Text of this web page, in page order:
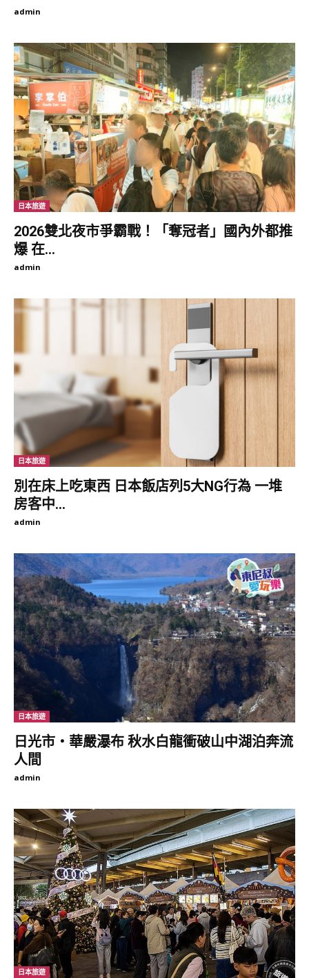
尼叔 攝)
溫泉區較西側的河岸，一座「鬼怒楯岩大吊橋」跨越鬼怒川，吊橋
橋形成一幅如畫風景。走到吊橋中間，可以觀賞橋下河谷地型，還
有藍天之下的烈火秋景，與河川鬼怒之名相映成趣。
「鬼怒楯岩大吊橋」跨越鬼怒川，是鬼怒川溫泉區的紅葉名勝景
點。(東尼叔 攝)
走到吊橋中間，可欣賞河岸秋色，並近距離觀賞懸崖上的楯岩。
(東尼叔 攝)
吊橋對岸的崖壁，自紅葉中突出一座巨大的荒涼楯岩，因其造型有
如古代戰時所持之防禦之楯而得名，此楯岩高100公尺，上方設有
戰腳力的遊客，可以步行爬上楯岩展望台欣賞鬼怒川溫泉區大景。
叔 攝)
樂園適合愜意渡假
日本在1990年代經濟泡沫化後，到訪鬼怒川溫泉的旅客急劇減
少，許多原本依賴團客的旅館因無力負擔營運費用而倒閉，當地經
濟跟著受到重創。現在的鬼怒川溫泉依然是關東著名的溫泉區，但
卻少了喧嚷與車水馬龍，即便在紅葉繽紛的秋季，遊客數量也不如
日光市多。
繁華落盡的鬼怒川溫泉 適合遊客放慢腳步從容慢活。(東尼叔 攝)
鬼怒川溫泉區南方河谷地帶座落著7、8座大小、不一的主題樂園，
其中最知名的是東武日光廣場、日光江戶村和日光猿猴學校……，
腳步的遊客，來此溫泉區幽靜愜意地小憩數日。
admin
日本旅遊
2026雙北夜市爭霸戰！「奪冠者」國內外都推
爆 在...
admin
日本旅遊
別在床上吃東西 日本飯店列5大NG行為 一堆
房客中...
admin
日本旅遊
日光市‧華嚴瀑布 秋水白龍衝破山中湖泊奔流
人間
admin
日本旅遊